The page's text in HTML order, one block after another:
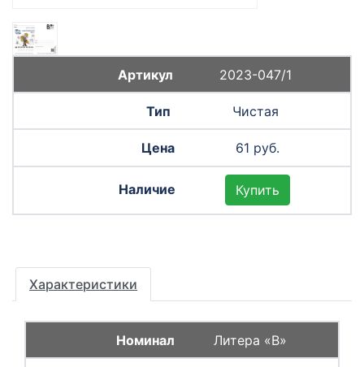
2023-047/1
Чистая
61 руб.
Купить
Характеристики
Литера «B»